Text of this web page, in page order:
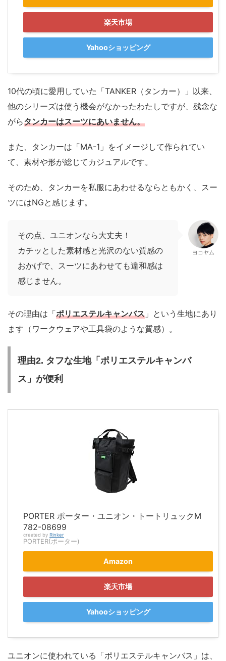
楽天市場
Yahooショッピング
10代の頃に愛用していた「TANKER（タンカー）」以来、
他のシリーズは使う機会がなかったわたしですが、残念な
がらタンカーはスーツにあいません。
また、タンカーは「MA-1」をイメージして作られてい
て、素材や形が総じてカジュアルです。
そのため、タンカーを私服にあわせるならともかく、スー
ツにはNGと感じます。
その点、ユニオンなら大丈夫！
カチッとした素材感と光沢のない質感の
おかげで、スーツにあわせても違和感は
感じません。
ヨコヤム
その理由は「ポリエステルキャンバス 」という生地にあり
ます（ワークウェアや工具袋のような質感）。
理由2. タフな生地「ポリエステルキャンバ
ス」が便利
PORTER ポーター・ユニオン・トートリュックM
782-08699
created by Rinker
PORTER(ポーター)
Amazon
楽天市場
Yahooショッピング
ユニオンに使われている「ポリエステルキャンバス」は、